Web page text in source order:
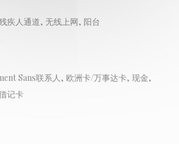
疾人通道, 无线上网, 阳台
Sans联系人, 欧洲卡/万事达卡, 现金,
记卡